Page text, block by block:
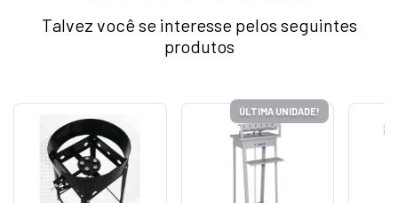
Talvez você se interesse pelos seguintes
produtos
ÚLTIMA UNIDADE!